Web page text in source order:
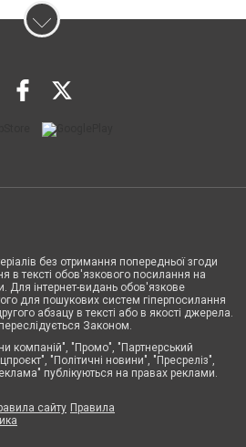
без отримання попередньої згоди
в тексті обов'язкового посилання на
Для інтернет-видань обов'язкове
для пошукових систем гіперпосилання
абзацу в тексті або в якості джерела.
Законом.
компаній", "Промо", "Партнерський
"Політичні новини", "Пресреліз",
публікуються на правах реклами.
сайту Правила